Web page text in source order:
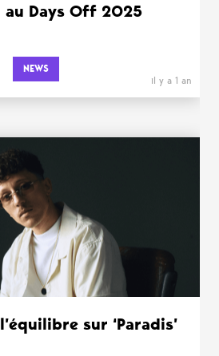
au Days Off 2025
NEWS
il y a 1 an
sur ‘Paradis’